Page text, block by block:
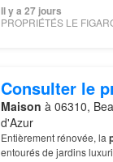
Il y a 27 jours
Consulter le
Maison à 06310,
d'Azur
Entièrement rénovée, la
entourés de jardins